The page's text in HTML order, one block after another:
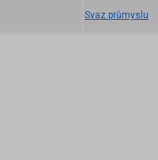
Svaz průmyslu